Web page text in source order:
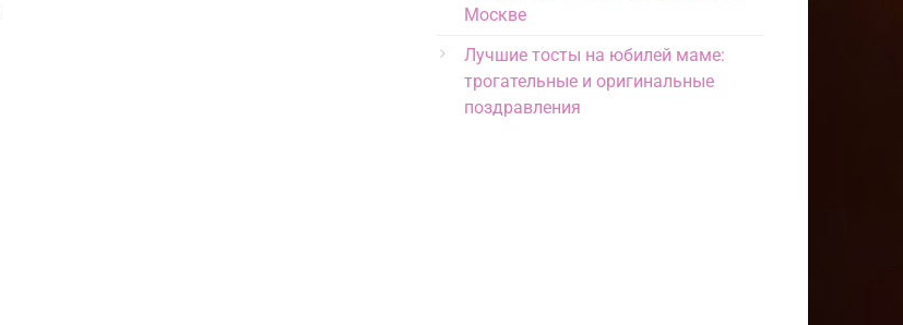
Москве
Лучшие тосты на юбилей маме:
трогательные и оригинальные
поздравления